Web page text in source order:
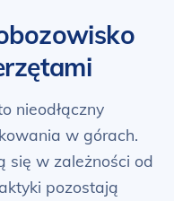
nieodłączny
w górach.
się w zależności od
pozostają